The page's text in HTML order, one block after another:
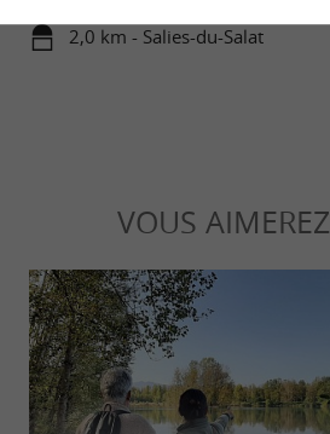
2,0 km - Salies-du-Salat
VOUS AIMEREZ